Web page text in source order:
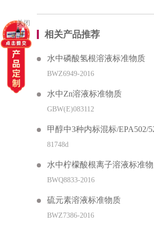
相关产品推荐
水中磷酸氢根溶液标准物质
BWZ6949-2016
水中Zn溶液标准物质
GBW(E)083112
甲醇中3种内标混标/EPA502/
81748d
水中柠檬酸根离子溶液标准
BWQ8833-2016
硫元素溶液标准物质
BWZ7386-2016
关闭